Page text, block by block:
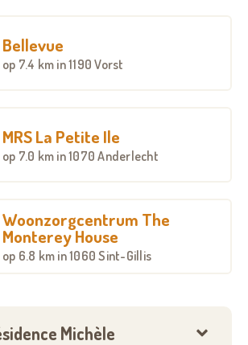
Bellevue
op 7.4 km in 1190 Vorst
MRS La Petite Ile
op 7.0 km in 1070 Anderlecht
Woonzorgcentrum The
Monterey House
op 6.8 km in 1060 Sint-Gillis
Michèle